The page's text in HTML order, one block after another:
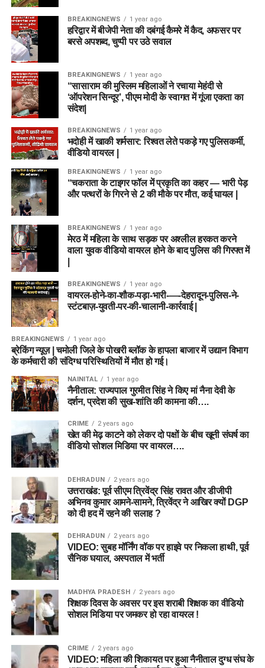
BREAKINGNEWS 1 year ago
हरिद्वार में बीजेपी नेता की दबंगई कैमरे में कैद, अफसर पर
बरसे अपशब्द, चुप्पी पर उठे सवाल
BREAKINGNEWS 1 year ago
“सासाराम की मुस्लिम महिलाओं ने रचाया मेहंदी से
‘ऑपरेशन सिन्दूर’, पीएम मोदी के स्वागत में गूंजा एकता का
संदेश|
BREAKINGNEWS 1 year ago
भदोही में खाकी शर्मसार: रिश्वत लेते पकड़े गए पुलिसकर्मी,
वीडियो वायरल |
BREAKINGNEWS 1 year ago
“चकराता के टाइगर फॉल में प्रकृति का कहर — भारी पेड़
और पत्थरों के गिरने से 2 की मौके पर मौत, कई घायल |
BREAKINGNEWS 1 year ago
मेरठ में महिला के साथ सड़क पर अश्लील हरकत करने
वाला युवक वीडियो वायरल होने के बाद पुलिस की गिरफ्त में
BREAKINGNEWS 1 year ago
वायरल-होने-का-शौक-पड़ा-भारी-—-देहरादून-पुलिस-ने-
स्टंटबाज़-युवती-पर-की-चालानी-कार्रवाई |
BREAKINGNEWS 1 year ago
ब्रेकिंग न्यूज़ | चमोली जिले के पोखरी ब्लॉक के हापला बाजार में उद्यान विभाग
के कर्मचारी की संदिग्ध परिस्थितियों में मौत हो गई।
NAINITAL 1 year ago
नैनीताल: राज्यपाल गुरमीत सिंह ने किए मां नैना देवी के
दर्शन, प्रदेश की सुख-शांति की कामना की….
CRIME 2 years ago
खेत की मेढ़ काटने को लेकर दो पक्षों के बीच खूनी संघर्ष का
वीडियो सोशल मिडिया पर वायरल….
DEHRADUN 2 years ago
उत्तराखंड: पूर्व सीएम त्रिवेंद्र सिंह रावत और डीजीपी
अभिनव कुमार आमने-सामने, त्रिवेंद्र ने आखिर क्यों DGP
को दी हद में रहने की सलाह ?
DEHRADUN 2 years ago
VIDEO: सुबह मॉर्निंग वॉक पर हाइवे पर निकला हाथी, पूर्व
सैनिक घयाल, अस्पताल में भर्ती
MADHYA PRADESH 2 years ago
शिक्षक दिवस के अवसर पर इस शराबी शिक्षक का वीडियो
सोशल मिडिया पर जमकर हो रहा वायरल !
CRIME 2 years ago
VIDEO: महिला की शिकायत पर हुआ नैनीताल दुग्ध संघ के